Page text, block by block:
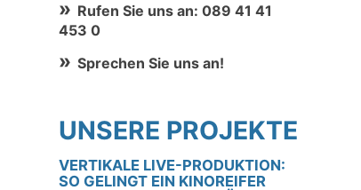
Rufen Sie uns an: 089 41 41
453 0
Sprechen Sie uns an!
UNSERE PROJEKTE
VERTIKALE LIVE-PRODUKTION:
SO GELINGT EIN KINOREIFER